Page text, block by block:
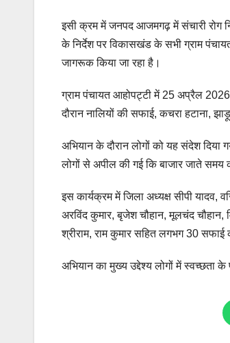
इसी क्रम में जनपद आजमगढ़ में संचारी रोग
के निर्देश पर विकासखंड के सभी ग्राम
जागरूक किया जा रहा है।
ग्राम पंचायत आहोपट्टी में 25 अप्रैल
दौरान नालियों की सफाई, कचरा हटाना,
अभियान के दौरान लोगों को यह संदेश
लोगों से अपील की गई कि बाजार जाते
इस कार्यक्रम में जिला अध्यक्ष सीपी यादव,
अरविंद कुमार, बृजेश चौहान, मूलचंद चौहान,
श्रीराम, राम कुमार सहित लगभग 30 सफाई
अभियान का मुख्य उद्देश्य लोगों में स्वच्छता